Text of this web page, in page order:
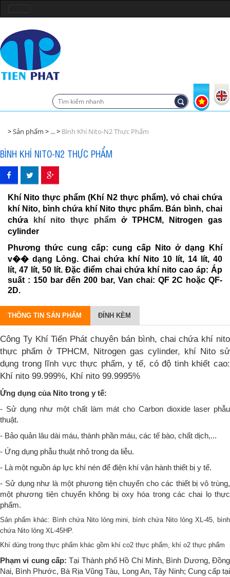
Sản phẩm ... Bình Khí Nito-N2 Thực Phẩm
BÌNH KHÍ NITO-N2 THỰC PHẨM
Khí Nito thực phẩm (Khí N2 thực phẩm), vỏ chai chứa
khí Nito, bình chứa khí Nito thực phẩm. Bán bình, chai
chứa
khí nito thực phẩm ở TPHCM, Nitrogen gas
cylinder
Phương thức cung cấp: cung cấp Nito ở dạng Khí
v�� dạng Lỏng. Chai chứa khí Nito 10 lít, 14 lít, 40
lít, 47 lít, 50 lít. Đặc điểm chai chứa khí nito cao áp: Áp
suất : 150 bar đến 200 bar, Van chai: QF 2C hoặc QF-
2D.
THÔNG TIN SẢN PHẨM ĐÍNH KÈM
Công Ty Khí Tiến Phát chuyên bán bình, chai chứa khí nito
thực phẩm ở TPHCM, Nitrogen gas cylinder, khí Nito sử
dụng trong lĩnh vực thực phẩm, y tế, có độ tinh khiết cao:
Khí nito 99.999%, Khí nito 99.9995%
Ứng dụng của Nito trong y tế:
- Sử dụng như một chất làm mát cho Carbon dioxide laser phẫu
thuật.
- Bảo quản lâu dài máu, thành phần máu, các tế bào, chất dịch,...
- Ứng dụng phẫu thuật nhỏ trong da liễu.
- Là một nguồn áp lực khí nén để điện khí vận hành thiết bị y tế.
- Sử dụng như là một phương tiện chuyển cho các thiết bị vô trùng,
một phương tiện chuyển không bị oxy hóa trong các chai lọ thực
phẩm.
Sản phẩm khác: Bình chứa Nito lỏng mini, bình chứa Nito lỏng XL-45, bình
chứa Nito lỏng XL-45HP.
Khí dùng trong thực phẩm khác gồm khí co2 thực phẩm, khí o2 thực phẩm
Phạm vi cung cấp: Tại Thành phố Hồ Chí Minh, Bình Dương, Đồng
Nai, Bình Phước, Bà Rịa Vũng Tàu, Long An, Tây Ninh; Cung cấp tại